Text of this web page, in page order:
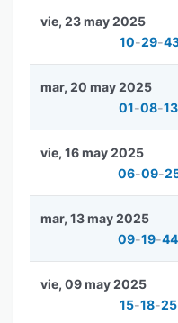
10-29-
vie, 23 may 2025
01-08-13
mar, 20 may 2025
06-09-
vie, 16 may 2025
09-19-44
mar, 13 may 2025
15-18-25
vie, 09 may 2025